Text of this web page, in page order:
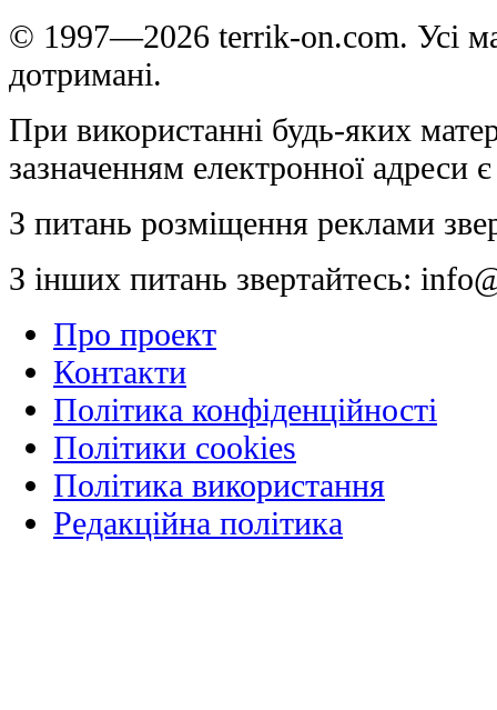
© 1997—2026 terrik-on.com. Усі
дотримані.
При використанні будь-яких
зазначенням електронної адреси
З питань розміщення реклами
З інших питань звертайтесь:
Про проект
Контакти
Політика конфіденційності
Політики cookies
Політика використання
Редакційна політика